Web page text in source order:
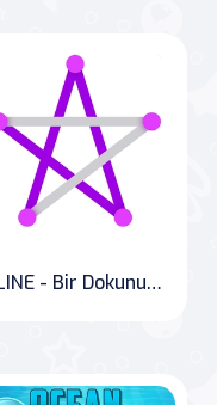
1LINE - Bir Dokunuş İle Tek Çizgi